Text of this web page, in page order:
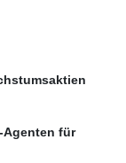
Agenten für